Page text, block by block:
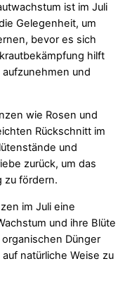
ist im Juli
Gelegenheit, um
bevor es sich
hilft
und
wie Rosen und
Rückschnitt im
und
zurück, um das
zu fördern.
im Juli eine
und ihre Blüte
Dünger
natürliche Weise zu